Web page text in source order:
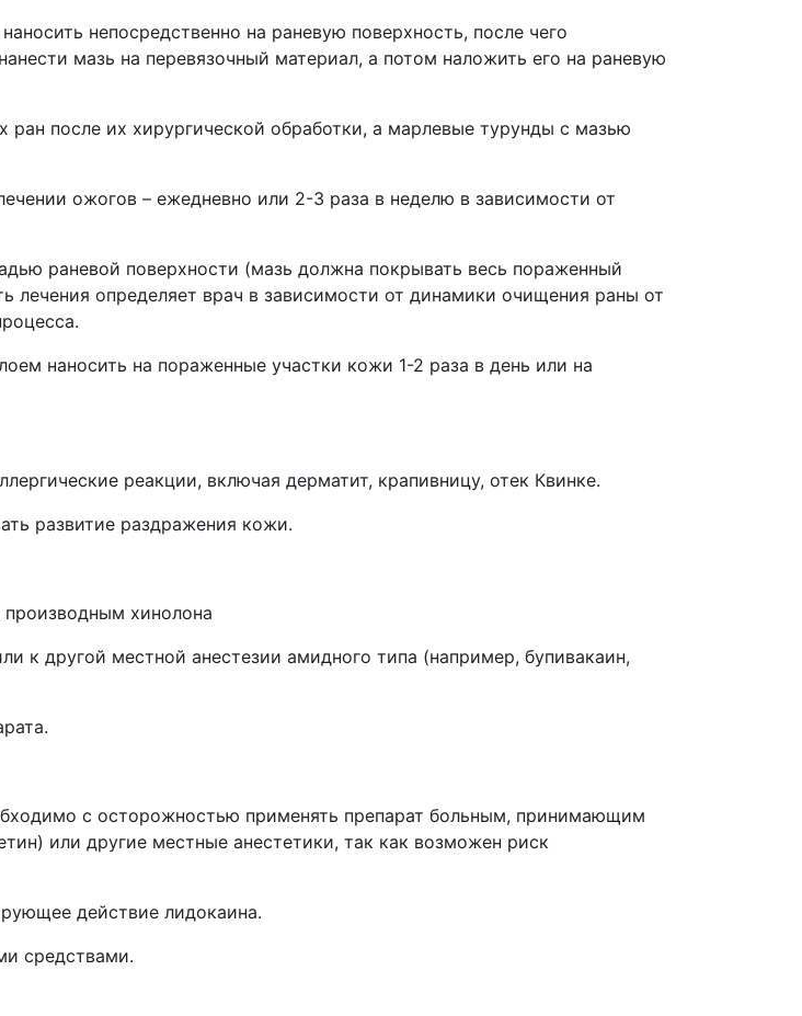
непосредственно на раневую поверхность, после чего
мазь на перевязочный материал, а потом наложить его на раневую
после их хирургической обработки, а марлевые турунды с мазью
ожогов – ежедневно или 2-3 раза в неделю в зависимости от
раневой поверхности (мазь должна покрывать весь пораженный
лечения определяет врач в зависимости от динамики очищения раны от
наносить на пораженные участки кожи 1-2 раза в день или на
реакции, включая дерматит, крапивницу, отек Квинке.
развитие раздражения кожи.
хинолона
к другой местной анестезии амидного типа (например, бупивакаин,
с осторожностью применять препарат больным, принимающим
или другие местные анестетики, так как возможен риск
действие лидокаина.
средствами.